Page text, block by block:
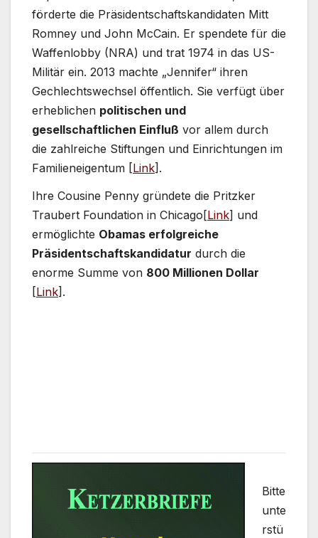
förderte die Präsidentschaftskandidaten Mitt
Romney und John McCain. Er spendete für die
Waffenlobby (NRA) und trat 1974 in das US-
Militär ein. 2013 machte „Jennifer“ ihren
Gechlechtswechsel öffentlich. Sie verfügt über
erheblichen politischen und
gesellschaftlichen Einfluß vor allem durch
die zahlreiche Stiftungen und Einrichtungen im
Familieneigentum [Link].
Ihre Cousine Penny gründete die Pritzker
Traubert Foundation in Chicago[Link] und
ermöglichte Obamas erfolgreiche
Präsidentschaftskandidatur durch die
enorme Summe von 800 Millionen Dollar
[Link].
Bitte
unte
rstü